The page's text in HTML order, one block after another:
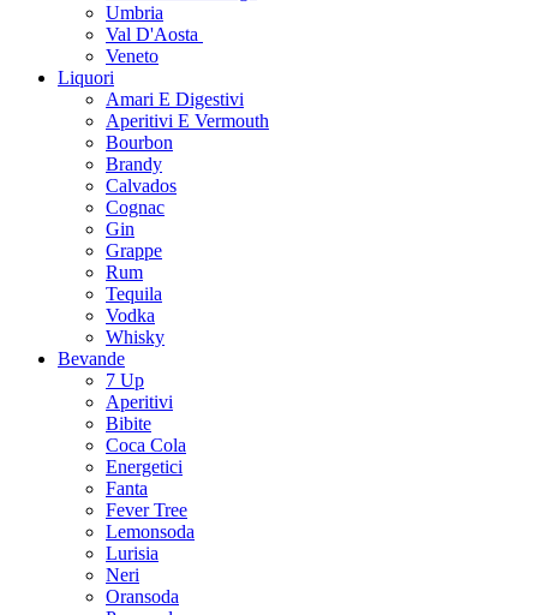
Umbria
Val D'Aosta
Veneto
Liquori
Amari E Digestivi
Aperitivi E Vermouth
Bourbon
Brandy
Calvados
Cognac
Gin
Grappe
Rum
Tequila
Vodka
Whisky
Bevande
7 Up
Aperitivi
Bibite
Coca Cola
Energetici
Fanta
Fever Tree
Lemonsoda
Lurisia
Neri
Oransoda